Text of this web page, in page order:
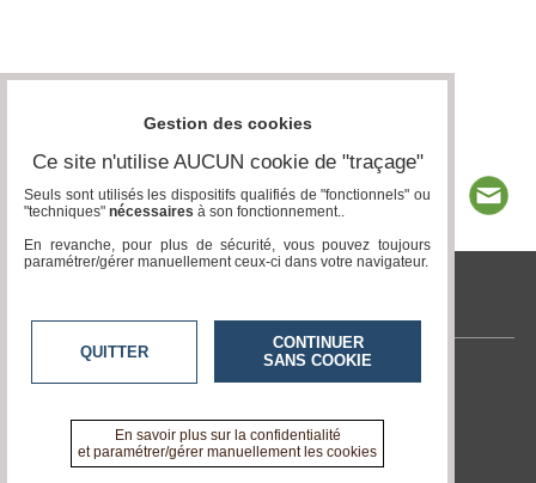
tvlocale.fr
Contactez-nous
A propos de tvlocale.fr
Gestion des cookies
Ce site n'utilise AUCUN cookie de "traçage"
Seuls sont utilisés les dispositifs qualifiés de "fonctionnels" ou
"techniques" nécessaires à son fonctionnement..
En revanche, pour plus de sécurité, vous pouvez toujours
paramétrer/gérer manuellement ceux-ci dans votre navigateur.
QUITTER
CONTINUER
SANS COOKIE
En savoir plus sur la confidentialité
et paramétrer/gérer manuellement les cookies